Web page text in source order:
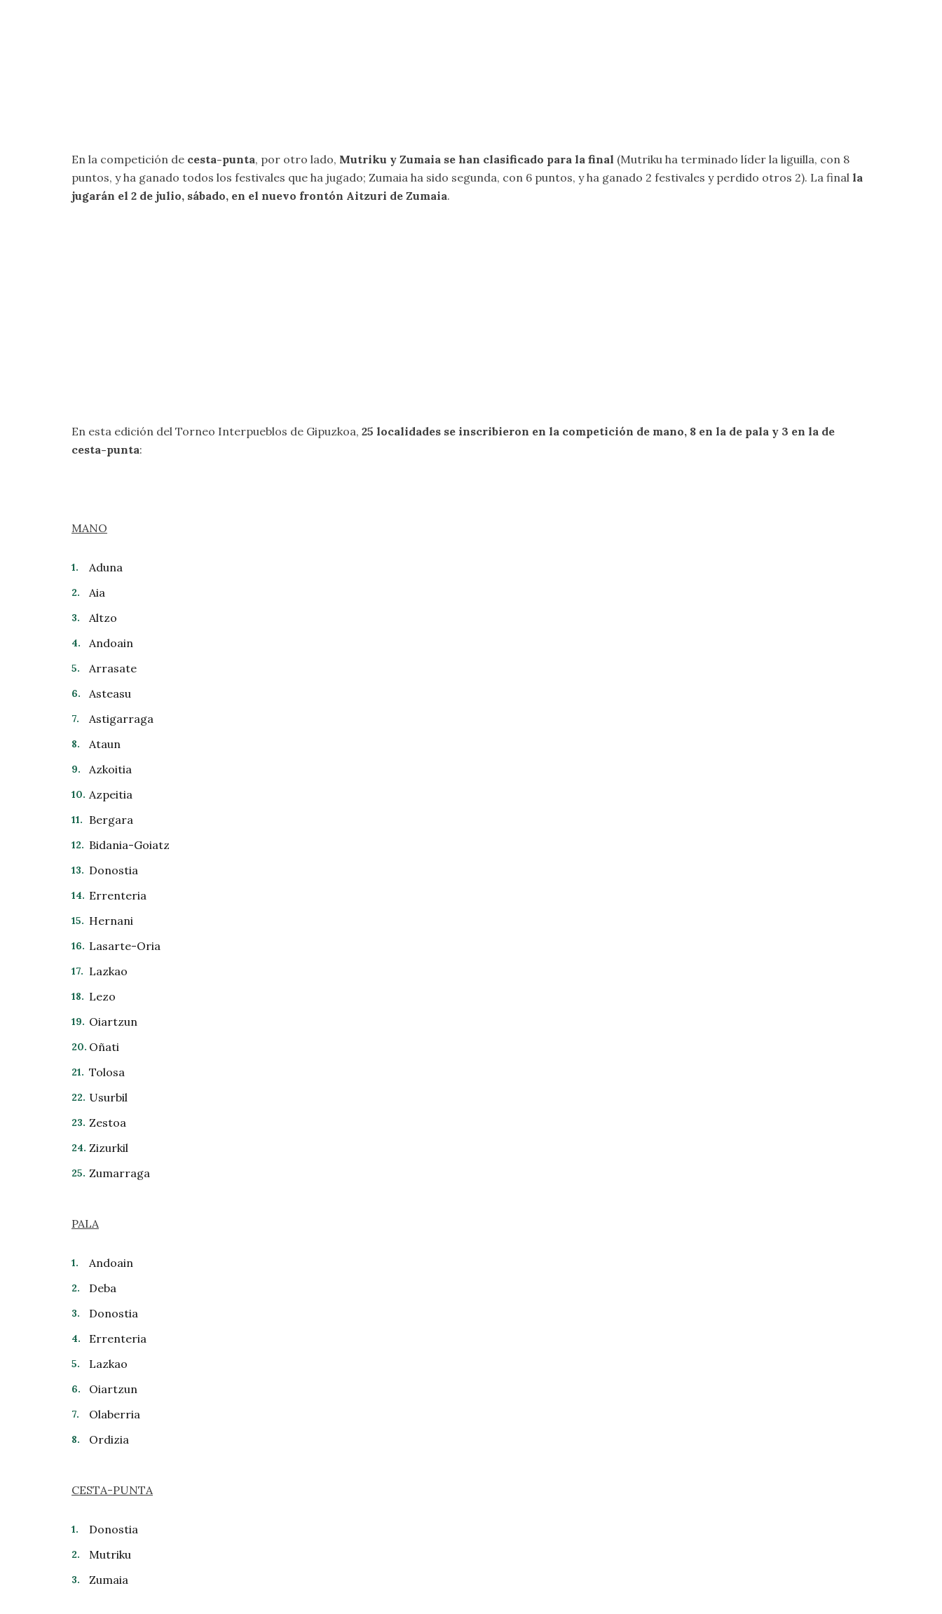
En la competición de cesta-punta, por otro lado, Mutriku y Zumaia se han clasificado para la final (Mutriku ha terminado líder la liguilla, con 8
puntos, y ha ganado todos los festivales que ha jugado; Zumaia ha sido segunda, con 6 puntos, y ha ganado 2 festivales y perdido otros 2). La final la
jugarán el 2 de julio, sábado, en el nuevo frontón Aitzuri de Zumaia.
En esta edición del Torneo Interpueblos de Gipuzkoa, 25 localidades se inscribieron en la competición de mano, 8 en la de pala y 3 en la de
cesta-punta:
MANO
Aduna
Aia
Altzo
Andoain
Arrasate
Asteasu
Astigarraga
Ataun
Azkoitia
Azpeitia
Bergara
Bidania-Goiatz
Donostia
Errenteria
Hernani
Lasarte-Oria
Lazkao
Lezo
Oiartzun
Oñati
Tolosa
Usurbil
Zestoa
Zizurkil
Zumarraga
PALA
Andoain
Deba
Donostia
Errenteria
Lazkao
Oiartzun
Olaberria
Ordizia
CESTA-PUNTA
Donostia
Mutriku
Zumaia